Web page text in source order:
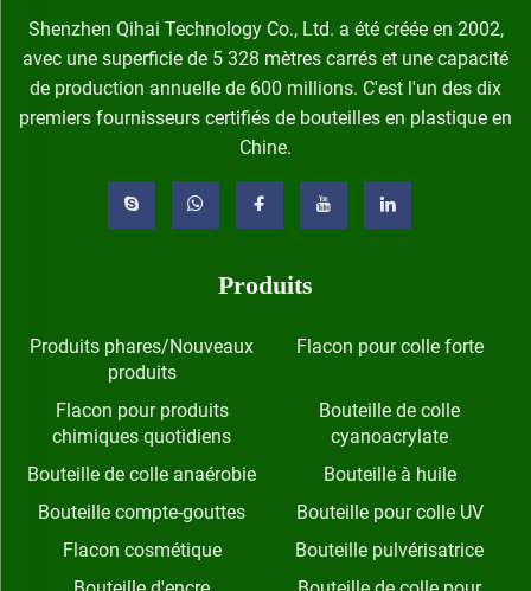
Shenzhen Qihai Technology Co., Ltd. a été créée en 2002,
avec une superficie de 5 328 mètres carrés et une capacité
de production annuelle de 600 millions. C'est l'un des dix
premiers fournisseurs certifiés de bouteilles en plastique en
Chine.
Produits
Produits phares/Nouveaux
produits
Flacon pour colle forte
Flacon pour produits
chimiques quotidiens
Bouteille de colle
cyanoacrylate
Bouteille de colle anaérobie
Bouteille à huile
Bouteille compte-gouttes
Bouteille pour colle UV
Flacon cosmétique
Bouteille pulvérisatrice